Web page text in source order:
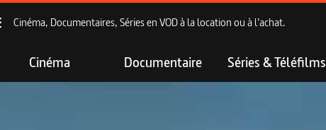
Cinéma, Documentaires, Séries en VOD à la location ou à l’achat.
Cinéma Documentaire Séries & Téléfilms